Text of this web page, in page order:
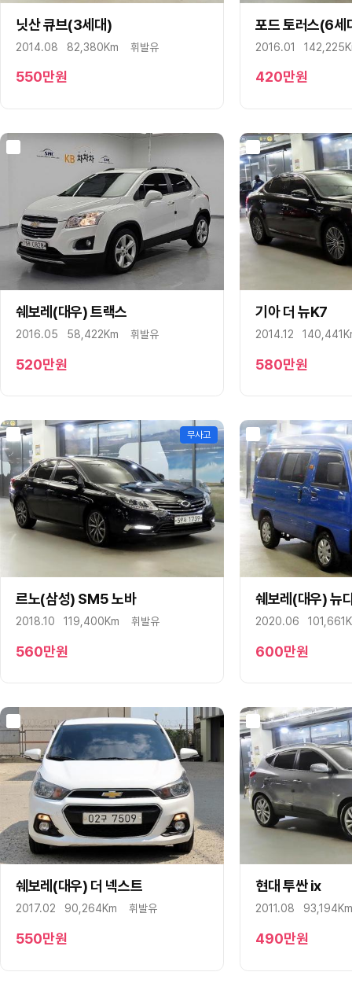
란치아
람보르기니
랜드로버
렉서스
롤스로이스
마세라티
마쯔다
맥라렌
머큐리
미쯔비시
미쯔오까
벤틀리
북기은상
뷰익
사브
사이언
새턴
쉐보레
스바루
스즈키
시트로엥
알파 로메오
어큐라
오펠
올즈모빌
이네오스
이스즈
인피니티
재규어
지프
캐딜락
코닉세그
크라이슬러
구매상담
닛산 큐브(3세대)
2014.08 82,380Km 휘발유
550만원
구매상담
포드 토러스(6세
2016.01
420만원
구매상담
쉐보레(대우) 트랙스
2016.05 58,422Km 휘발유
520만원
구매상담
기아 더 뉴K7
2014.12
580만원
무사고
구매상담
르노(삼성) SM5 노바
2018.10 119,400Km 휘발유
560만원
구매상담
쉐보레(대우) 뉴
2020.06
600만원
구매상담
쉐보레(대우) 더 넥스트
2017.02 90,264Km 휘발유
550만원
구매상담
현대 투싼 ix
2011.08
490만원